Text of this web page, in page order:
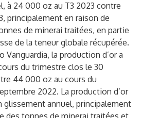
à 24 000 oz au T3 2023 contre
principalement en raison de
de minerai traitées, en partie
de la teneur globale récupérée.
Vanguardia, la production d’or a
du trimestre clos le 30
44 000 oz au cours du
2022. La production d’or
glissement annuel, principalement
des tonnes de minerai traitées et